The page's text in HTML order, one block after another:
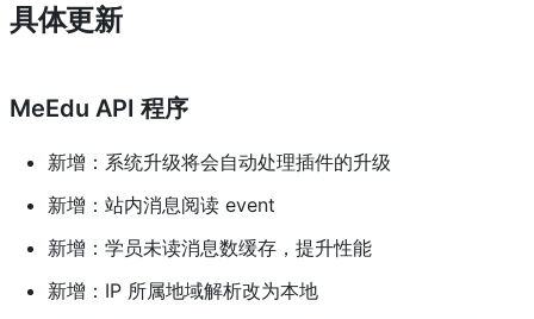
具体更新
MeEdu API 程序
新增：系统升级将会自动处理插件的升级
新增：站内消息阅读 event
新增：学员未读消息数缓存，提升性能
新增：IP 所属地域解析改为本地